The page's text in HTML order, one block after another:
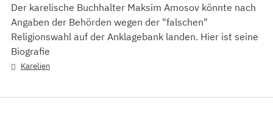
Der karelische Buchhalter Maksim Amosov könnte nach
Angaben der Behörden wegen der "falschen"
Religionswahl auf der Anklagebank landen. Hier ist seine
Biografie
Karelien